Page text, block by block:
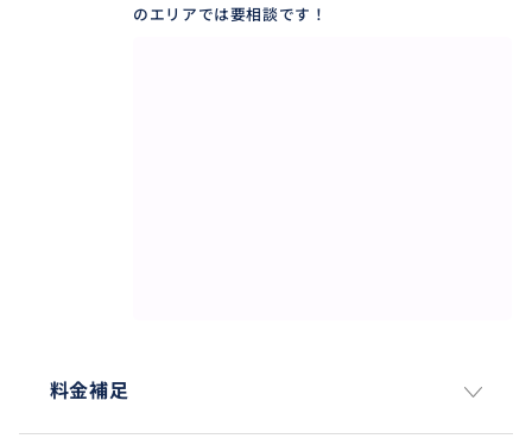
のエリアでは要相談です！
料金補足